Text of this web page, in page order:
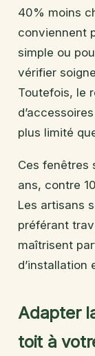
40% moins
conviennent
simple ou
vérifier
Toutefois, le
plus limité
Ces fenêtres
ans, contre
Les artisans
préférant
maîtrisent
d’installation
Adapter
toit à